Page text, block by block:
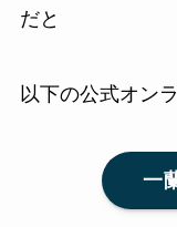
だと
以下の公式オン
一